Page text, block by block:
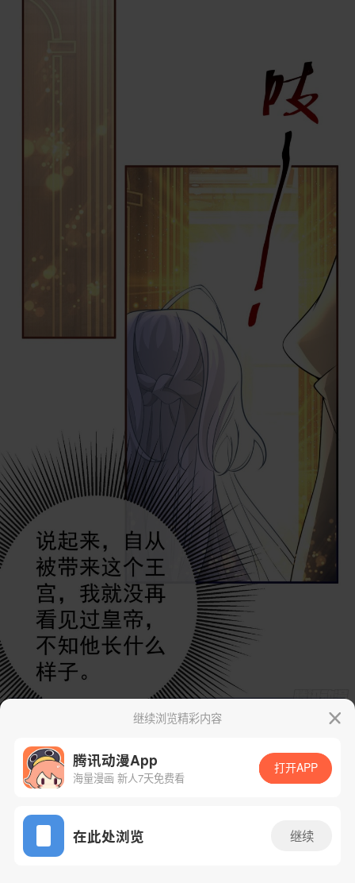
App免费看
继续浏览精彩内容
腾讯动漫App
海量漫画 新人7天免费看
打开APP
在此处浏览 继续